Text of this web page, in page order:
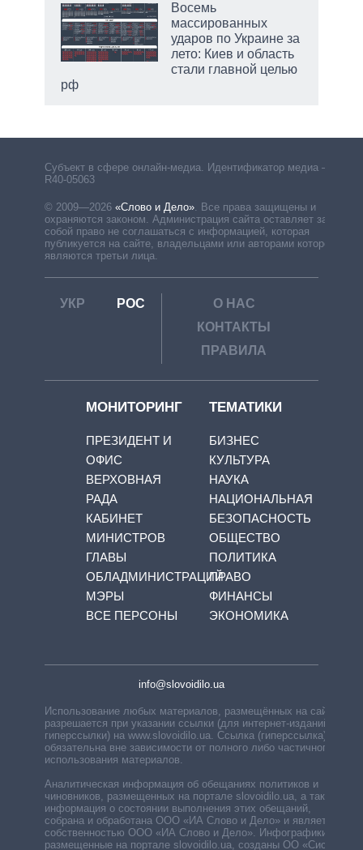
Восемь
массированных
ударов по Украине за
лето: Киев и область
стали главной целью
рф
Субъект в сфере онлайн-медиа. Идентификатор медиа –
R40-05063
© 2009—2026 «Слово и Дело». Все права защищены и
охраняются законом. Администрация сайта оставляет за
собой право не соглашаться с информацией, которая
публикуется на сайте, владельцами или авторами которой
являются третьи лица.
УКР РОС
О НАС
КОНТАКТЫ
ПРАВИЛА
МОНИТОРИНГ
ПРЕЗИДЕНТ И
ОФИС
ВЕРХОВНАЯ
РАДА
КАБИНЕТ
МИНИСТРОВ
ГЛАВЫ
ОБЛАДМИНИСТРАЦИЙ
МЭРЫ
ВСЕ ПЕРСОНЫ
ТЕМАТИКИ
БИЗНЕС
КУЛЬТУРА
НАУКА
НАЦИОНАЛЬНАЯ
БЕЗОПАСНОСТЬ
ОБЩЕСТВО
ПОЛИТИКА
ПРАВО
ФИНАНСЫ
ЭКОНОМИКА
info@slovoidilo.ua
Использование любых материалов, размещённых на сайте,
разрешается при указании ссылки (для интернет-изданий —
гиперссылки) на www.slovoidilo.ua. Ссылка (гиперссылка)
обязательна вне зависимости от полного либо частичного
использования материалов.
Аналитическая информация об обещаниях политиков и
чиновников, размещенных на портале slovoidilo.ua, а также
информация о состоянии выполнения этих обещаний,
собрана и обработана ООО «ИА Слово и Дело» и является
собственностью ООО «ИА Слово и Дело». Инфографики,
размещенные на портале slovoidilo.ua, созданы ОО «Система